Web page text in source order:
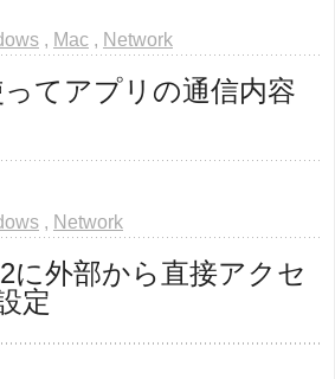
, Mac , Network
てアプリの通信内容
, Network
に外部から直接アクセ
定